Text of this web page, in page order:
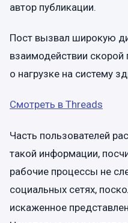
автор публикации.
Пост вызвал широкую
взаимодействии
о нагрузке на систему
Смотреть в Threads
Часть пользователей
такой информации,
рабочие процессы не
социальных сетях,
искаженное